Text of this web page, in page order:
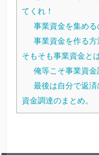
てくれ！
事業資金を集める
事業資金を作る方
そもそも事業資金と
俺等こそ事業資金
最後は自分で返済
資金調達のまとめ。